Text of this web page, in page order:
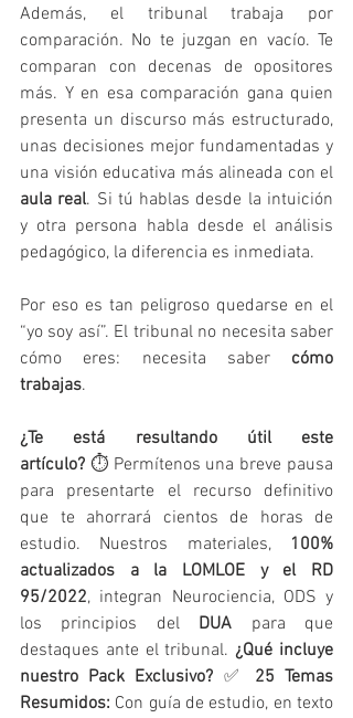
Además, el tribunal trabaja por
comparación. No te juzgan en vacío. Te
comparan con decenas de opositores
más. Y en esa comparación gana quien
presenta un discurso más estructurado,
unas decisiones mejor fundamentadas y
aula real. Si tú hablas desde la intuición
y otra persona habla desde el análisis
pedagógico, la diferencia es inmediata.
Por eso es tan peligroso quedarse en el
“yo soy así”. El tribunal no necesita saber
cómo eres: necesita saber cómo
trabajas.
¿Te está resultando útil este
artículo? ⏱️ Permítenos una breve pausa
para presentarte el recurso definitivo
que te ahorrará cientos de horas de
estudio. Nuestros materiales, 100%
actualizados a la LOMLOE y el RD
95/2022, integran Neurociencia, ODS y
los principios del DUA para que
destaques ante el tribunal. ¿Qué incluye
nuestro Pack Exclusivo? ✅ 25 Temas
Resumidos: Con guía de estudio, en texto